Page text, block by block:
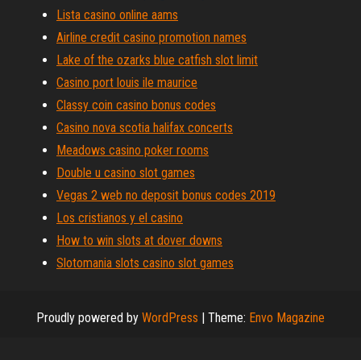
Lista casino online aams
Airline credit casino promotion names
Lake of the ozarks blue catfish slot limit
Casino port louis ile maurice
Classy coin casino bonus codes
Casino nova scotia halifax concerts
Meadows casino poker rooms
Double u casino slot games
Vegas 2 web no deposit bonus codes 2019
Los cristianos y el casino
How to win slots at dover downs
Slotomania slots casino slot games
Proudly powered by WordPress | Theme: Envo Magazine